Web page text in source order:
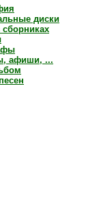
диски
сборниках
афиши, ...